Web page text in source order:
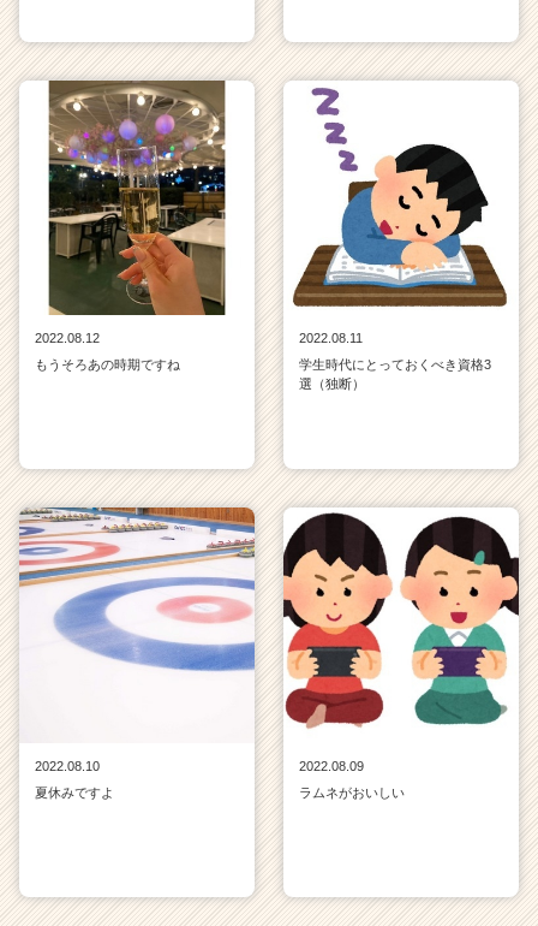
2022.08.12
もうそろあの時期ですね
2022.08.11
学生時代にとっておくべき資格3
選（独断）
2022.08.10
夏休みですよ
2022.08.09
ラムネがおいしい